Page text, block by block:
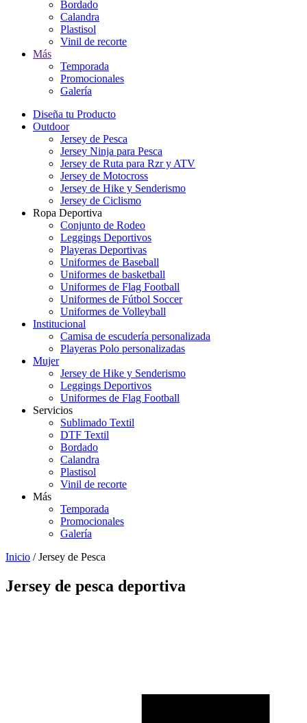
Bordado
Calandra
Plastisol
Vinil de recorte
Más
Temporada
Promocionales
Galería
Diseña tu Producto
Outdoor
Jersey de Pesca
Jersey Ninja para Pesca
Jersey de Ruta para Rzr y ATV
Jersey de Motocross
Jersey de Hike y Senderismo
Jersey de Ciclismo
Ropa Deportiva
Conjunto de Rodeo
Leggings Deportivos
Playeras Deportivas
Uniformes de Baseball
Uniformes de basketball
Uniformes de Flag Football
Uniformes de Fútbol Soccer
Uniformes de Volleyball
Institucional
Camisa de escudería personalizada
Playeras Polo personalizadas
Mujer
Jersey de Hike y Senderismo
Leggings Deportivos
Uniformes de Flag Football
Servicios
Sublimado Textil
DTF Textil
Bordado
Calandra
Plastisol
Vinil de recorte
Más
Temporada
Promocionales
Galería
Inicio / Jersey de Pesca
Jersey de pesca deportiva